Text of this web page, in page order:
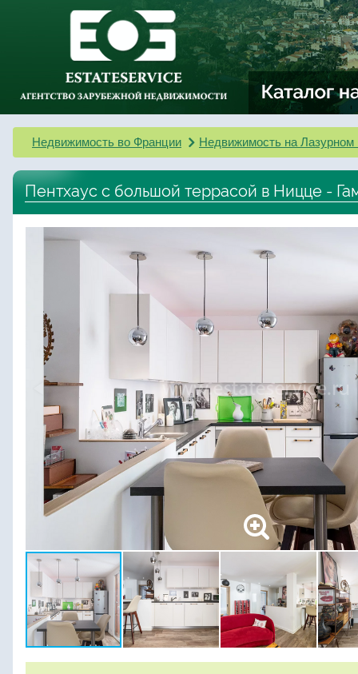
Недвижимость во Франции Недвижимость на Лазурном
Пентхаус с большой террасой в Ницце -